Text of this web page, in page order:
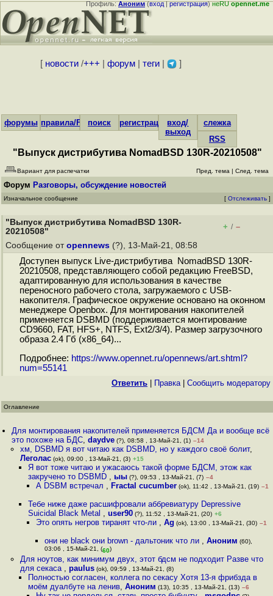
Профиль:Аноним(вход|регистрация)неRUopennet.me
[ новости/+++ форум| теги| ]
форумы правила/FAQпоиск регистрациявход/
выход
слежка
RSS
"Выпуск дистрибутива NomadBSD 130R-20210508"
Вариант для распечатки Пред. тема | След. тема
Форум Разговоры, обсуждение новостей
Изначальное сообщение [ Отслеживать ]
"Выпуск дистрибутива NomadBSD 130R-
20210508"
+ / –
Сообщение от opennews (?), 13-Май-21, 08:58
Доступен выпуск Live-дистрибутива NomadBSD 130R-
20210508, представляющего собой редакцию FreeBSD,
адаптированную для использования в качестве
переносного рабочего стола, загружаемого с USB-
накопителя. Графическое окружение основано на оконном
менеджере Openbox. Для монтирования накопителей
применяется DSBMD (поддерживается монтирование
CD9660, FAT, HFS+, NTFS, Ext2/3/4). Размер загрузочного
образа 2.4 Гб (x86_64)...
Подробнее: https://www.opennet.ru/opennews/art.shtml?
num=55141
Ответить Правка| Cообщить модератору
Оглавление
Для монтирования накопителей применяется БДСМ Да и вообще всё
это похоже на БДС,daydve (?), 08:58 , 13-Май-21, (1) –14
хм, DSBMD я вот читаю как DSBMD, но у каждого своё болит,
Леголас(ok), 09:00 , 13-Май-21, (3) +15
Я вот тоже читаю и ужасаюсь такой форме БДСМ, этож как
закручено то DSBMD , ыы(?), 09:53 , 13-Май-21, (7) –4
А DSBM встречал , Fractal cucumber (ok), 11:42 , 13-Май-21, (19) –1
Тебе ниже даже расшифровали аббревиатуру Depressive
Suicidal Black Metal , user90(?), 11:52 , 13-Май-21, (20) +6
Это опять негров тиранят что-ли ,Ag (ok), 13:00 , 13-Май-21, (30) –1
они не black они brown - дальтоник что ли , Аноним (60),
03:06 , 15-Май-21, (60)
Для ноутов, как минимум двух, этот бдсм не подходит Разве что
для секаса , paulus(ok), 09:59 , 13-Май-21, (8)
Полностью согласен, коллега по секасу Хотя 13-я фрибзда в
моём дуалбуте на ленив, Аноним (13), 10:35 , 13-Май-21, (13) –6